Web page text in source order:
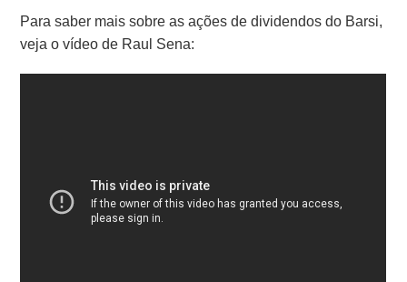
Para saber mais sobre as ações de dividendos do Barsi,
veja o vídeo de Raul Sena: